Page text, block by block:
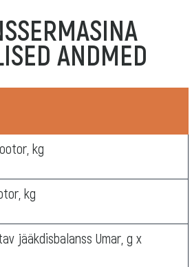
ANDMED
kg
kg
jääkdisbalanss Umar, g x